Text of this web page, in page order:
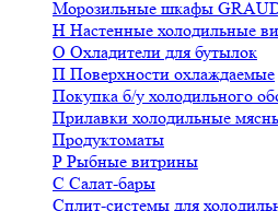
Морозильные шкафы
Н Настенные холодильные
О Охладители для бутылок
П Поверхности охлаждаемые
Покупка б/у холодильного
Прилавки холодильные
Продуктоматы
Р Рыбные витрины
С Салат-бары
Сплит-системы для